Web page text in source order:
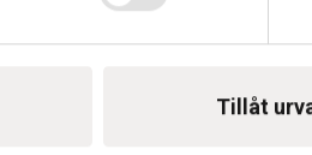
Tillåt
hantera.